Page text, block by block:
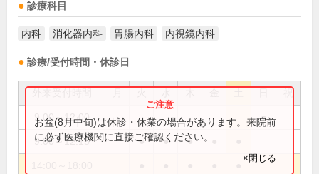
診療科目
内科 消化器内科 胃腸内科 内視鏡内科
診療/受付時間・休診日
祝
9:00～12:00 ●
9:00～12:15 ● ● ●
お盆(8月中旬)は休診・休業の場合があります。来院前
に必ず医療機関に直接ご確認ください。
×閉じる